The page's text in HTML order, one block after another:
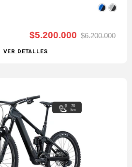
$5.200.000 $6.200.000
VER DETALLES
70
km